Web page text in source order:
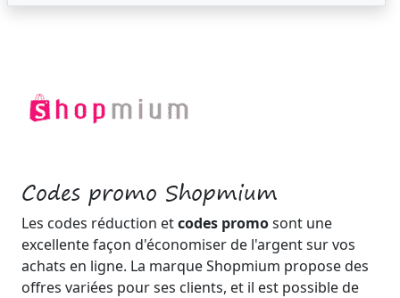
Codes promo Shopmium
Les codes réduction etcodes promosont une
excellente façon d'économiser de l'argent sur vos
achats en ligne. La marque Shopmium propose des
offres variées pour ses clients, et il est possible de